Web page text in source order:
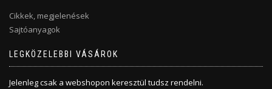
Cikkek, megjelenések
Sajtóanyagok
LEGKÖZELEBBI VÁSÁROK
Jelenleg csak a webshopon keresztül tudsz rendelni.